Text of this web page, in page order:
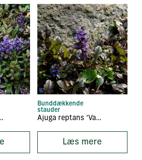
‘Valfreda’
Bunddækkende
stauder
Ajuga reptans ‘Variegata’
Læs mere